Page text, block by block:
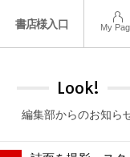
書店様入口 My
Look!
編集部からのお知ら